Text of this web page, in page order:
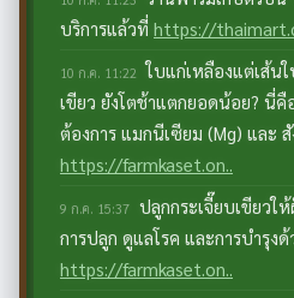
บริการแล้วที่ https://
10 ก.ค. 11:22 ใบแก่เหลืองแต่เส้น
เขียว ยังโตช้าแตกยอดน้อย? นี่
ต้องการ แมกนีเซียม (Mg) และ
https://farmkaset.on..
9 ก.ค. 15:37 ปลูกกระเจี๊ยบเขียวใ
การปลูก ดูแลโรค และการบำรุง
https://farmkaset.on..